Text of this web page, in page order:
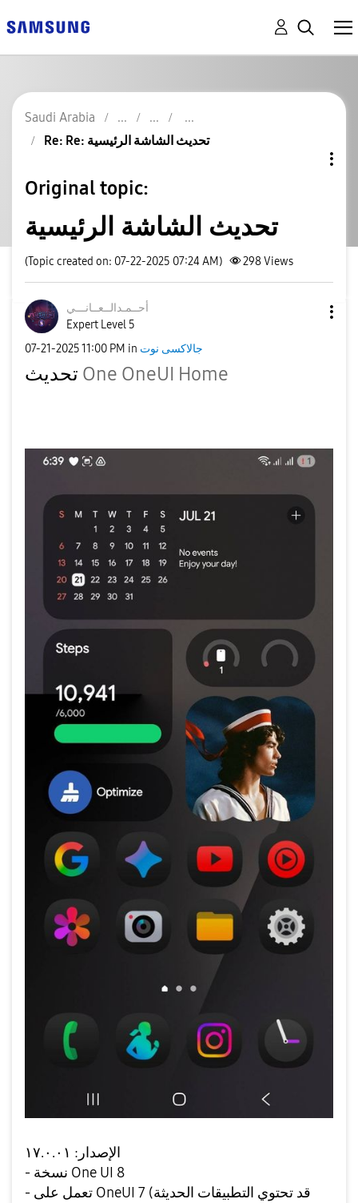
Saudi Arabia
Re: Re: تحديث الشاشة الرئيسية
Original topic:
تحديث الشاشة الرئيسية
(Topic created on: 07-22-2025 07:24 AM) 298Views
أحــمـدالــعــانـــي
Expert Level 5
‎07-21-202511:00 PM in جالاكسى نوت
One OneUI Home
الإصدار: ١٧.٠.٠١
- نسخة One UI 8
- تعمل على OneUI 7 (قد تحتوي التطبيقات الحديثة